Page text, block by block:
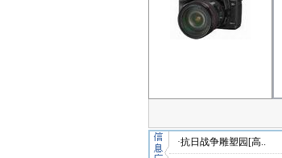
·抗日战争雕塑园[高..